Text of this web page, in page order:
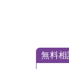
無料相